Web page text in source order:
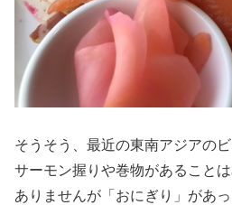
そうそう、最近の東南アジアの
サーモン握りや巻物があることは
ありませんが「おにぎり」があ